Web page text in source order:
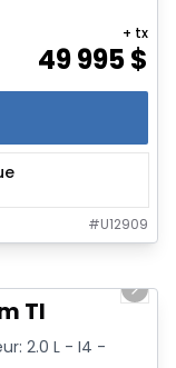
49 995$
+ tx
#U12909
Next
TI
2.0 L - I4 -